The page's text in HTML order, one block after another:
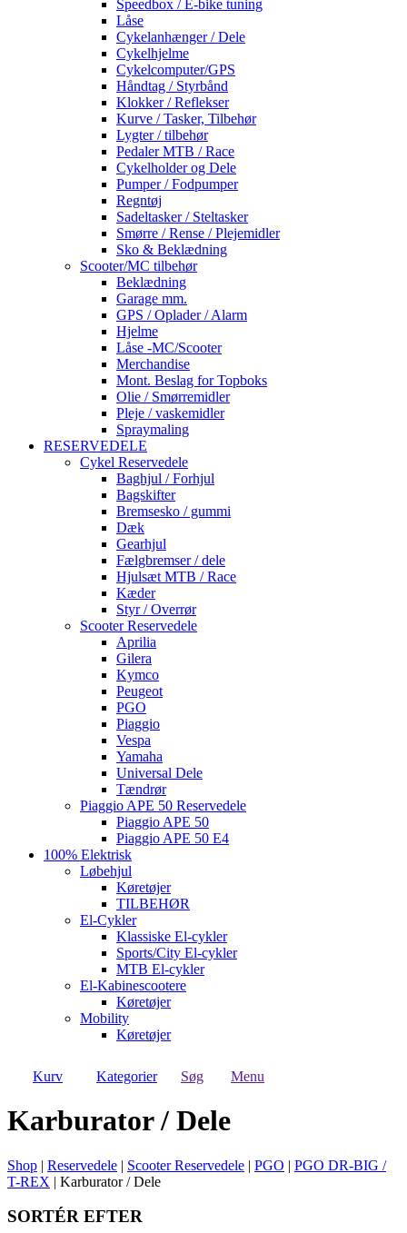
Speedbox / E-bike tuning
Låse
Cykelanhænger / Dele
Cykelhjelme
Cykelcomputer/GPS
Håndtag / Styrbånd
Klokker / Reflekser
Kurve / Tasker, Tilbehør
Lygter / tilbehør
Pedaler MTB / Race
Cykelholder og Dele
Pumper / Fodpumper
Regntøj
Sadeltasker / Steltasker
Smørre / Rense / Plejemidler
Sko & Beklædning
Scooter/MC tilbehør
Beklædning
Garage mm.
GPS / Oplader / Alarm
Hjelme
Låse -MC/Scooter
Merchandise
Mont. Beslag for Topboks
Olie / Smørremidler
Pleje / vaskemidler
Spraymaling
RESERVEDELE
Cykel Reservedele
Baghjul / Forhjul
Bagskifter
Bremsesko / gummi
Dæk
Gearhjul
Fælgbremser / dele
Hjulsæt MTB / Race
Kæder
Styr / Overrør
Scooter Reservedele
Aprilia
Gilera
Kymco
Peugeot
PGO
Piaggio
Vespa
Yamaha
Universal Dele
Tændrør
Piaggio APE 50 Reservedele
Piaggio APE 50
Piaggio APE 50 E4
100% Elektrisk
Løbehjul
Køretøjer
TILBEHØR
El-Cykler
Klassiske El-cykler
Sports/City El-cykler
MTB El-cykler
El-Kabinescootere
Køretøjer
Mobility
Køretøjer
Kurv Kategorier Søg Menu
Karburator / Dele
Shop | Reservedele | Scooter Reservedele | PGO | PGO DR-BIG /
T-REX | Karburator / Dele
SORTÉR EFTER